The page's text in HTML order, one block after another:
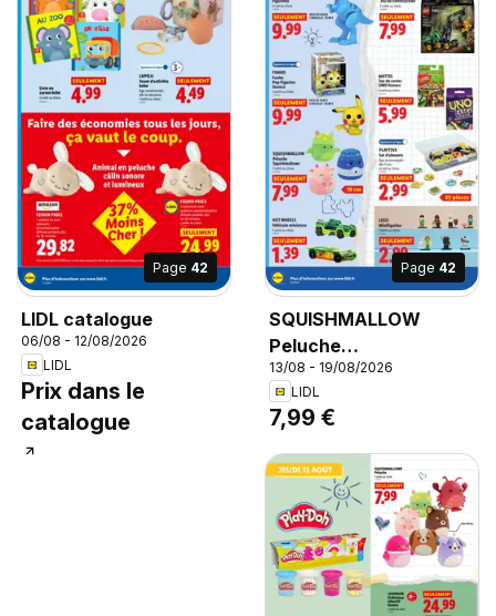
Page 42
LIDL catalogue
06/08 - 12/08/2026
LIDL
Prix dans le
catalogue
Page 42
SQUISHMALLOW
Peluche
Squishmallows, L'unité
au choix.
13/08 - 19/08/2026
LIDL
7,99 €